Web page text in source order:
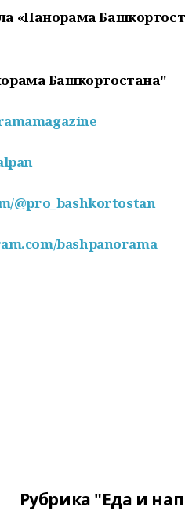
«Панорама
Башкортостана"
@pro_bashkortostan
bashpanorama
Рубрика "Еда и